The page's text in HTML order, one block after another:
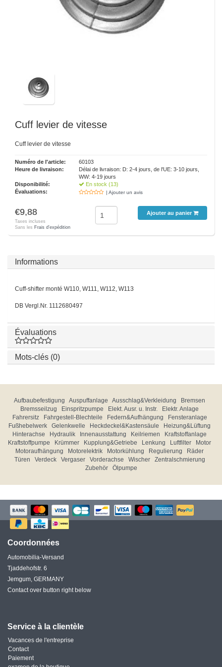
Cuff levier de vitesse
Cuff levier de vitesse
Numéro de l'article:
60103
Heure de livraison:
Délai de livraison: D: 2-4 jours, de l'UE: 3-10 jours,
WW: 4-19 jours
Disponibilité:
En stock (13)
Évaluations:
| Ajouter un avis
€9,88
Taxes incluses
Sans les Frais d'expédition
Ajouter au panier
Informations
Cuff-shifter monté W110, W111, W112, W113
DB Vergl.Nr. 1112680497
Évaluations
Mots-clés (0)
Aufbaubefestigung Auspuffanlage Ausschlag&Verkleidung
Bremsen
Bremsseilzug
Einspritzpumpe Elekt. Ausr. u. Instr.
Elektr. Anlage
Fahrersitz
Fahrgestell-Blechteile Federn&Aufhängung
Fensteranlage
Fußhebelwerk
Gelenkwelle Heckdeckel&Kastensäule
Heizung&Lüftung
Hinterachse
Hydraulik Innenausstattung Keilriemen
Kraftstoffanlage
Kraftstoffpumpe
Krümmer Kupplung&Getriebe Lenkung Luftfilter
Motor
Motoraufhängung
Motorelektrik Motorkühlung Regulierung
Räder
Türen
Verdeck Vergaser Vorderachse Wischer
Zentralschmierung
Zubehör
Ölpumpe
Coordonnées
Automobilia-Versand
Tjaddehofstr. 6
Jemgum, GERMANY
Contact over button right below
Service à la clientèle
Vacances de l'entreprise
Contact
Paiement